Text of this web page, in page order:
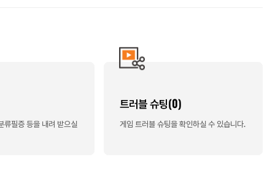
류필증 등을 내려 받으실
트러블 슈팅(0)
게임 트러블 슈팅을 확인하실 수 있습니다.